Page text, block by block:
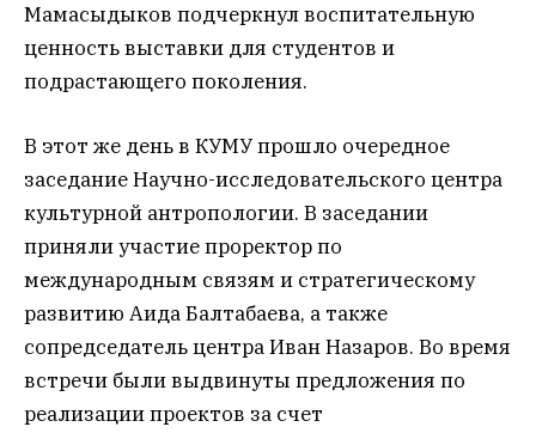
Мамасыдыков подчеркнул воспитательную
ценность выставки для студентов и
подрастающего поколения.
В этот же день в КУМУ прошло очередное
заседание Научно-исследовательского центра
культурной антропологии. В заседании
приняли участие проректор по
международным связям и стратегическому
развитию Аида Балтабаева, а также
сопредседатель центра Иван Назаров. Во время
встречи были выдвинуты предложения по
реализации проектов за счет